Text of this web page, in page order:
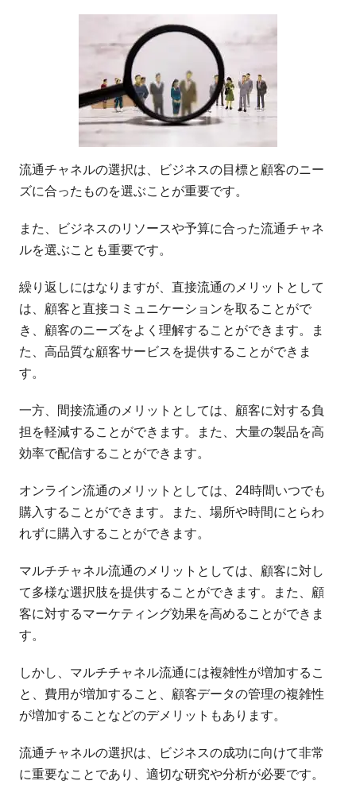
流通チャネルの選択は、ビジネスの目標と顧客のニー
ズに合ったものを選ぶことが重要です。
また、ビジネスのリソースや予算に合った流通チャネ
ルを選ぶことも重要です。
繰り返しにはなりますが、直接流通のメリットとして
は、顧客と直接コミュニケーションを取ることがで
き、顧客のニーズをよく理解することができます。ま
た、高品質な顧客サービスを提供することができま
す。
一方、間接流通のメリットとしては、顧客に対する負
担を軽減することができます。また、大量の製品を高
効率で配信することができます。
オンライン流通のメリットとしては、24時間いつでも
購入することができます。また、場所や時間にとらわ
れずに購入することができます。
マルチチャネル流通のメリットとしては、顧客に対し
て多様な選択肢を提供することができます。また、顧
客に対するマーケティング効果を高めることができま
す。
しかし、マルチチャネル流通には複雑性が増加するこ
と、費用が増加すること、顧客データの管理の複雑性
が増加することなどのデメリットもあります。
流通チャネルの選択は、ビジネスの成功に向けて非常
に重要なことであり、適切な研究や分析が必要です。